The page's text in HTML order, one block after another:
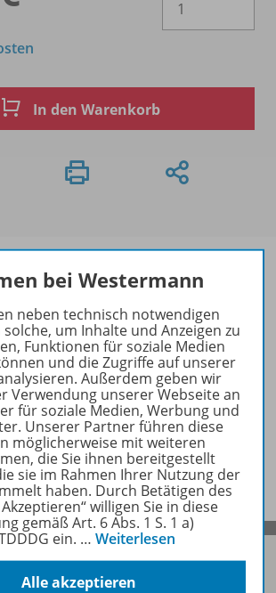
In den Warenkorb
Produkte
Service
bei Westermann
neben technisch notwendigen
solche, um Inhalte und Anzeigen zu
Funktionen für soziale Medien
und die Zugriffe auf unserer
Außerdem geben wir
Verwendung unserer Webseite an
für soziale Medien, Werbung und
Unserer Partner führen diese
möglicherweise mit weiteren
die Sie ihnen bereitgestellt
sie im Rahmen Ihrer Nutzung der
haben. Durch Betätigen des
willigen Sie in diese
gemäß Art. 6 Abs. 1 S. 1 a)
ein. … Weiterlesen
Alle akzeptieren